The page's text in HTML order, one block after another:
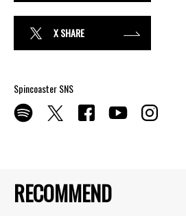
RECOMMEND
X SHARE
Spincoaster SNS